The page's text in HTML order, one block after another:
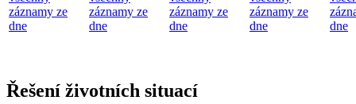
záznamy ze
dne
záznamy ze
dne
záznamy ze
dne
záznamy ze
dne
dne
Řešení životních situací